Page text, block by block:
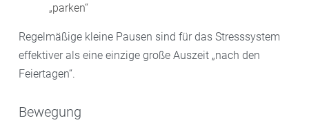
„parken“
Regelmäßige kleine Pausen sind für das Stresssystem
effektiver als eine einzige große Auszeit „nach den
Feiertagen“.
Bewegung